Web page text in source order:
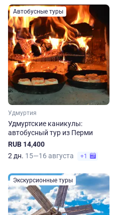
Автобусные туры
Удмуртия
Удмуртские каникулы:
автобусный тур из Перми
RUB 14,400
2 дн. 15—16 августа +1
Экскурсионные туры